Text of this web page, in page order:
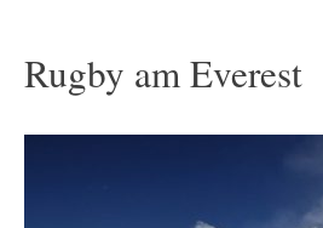
Rugby am Everest